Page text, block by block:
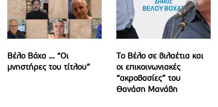
Βέλο Βόχα ... “Οι
μνηστήρες του τίτλου”
Το Βέλο σε βιλαέτια και
οι επικοινωνιακές
“ακροβασίες” του
Θανάση Μανάβη